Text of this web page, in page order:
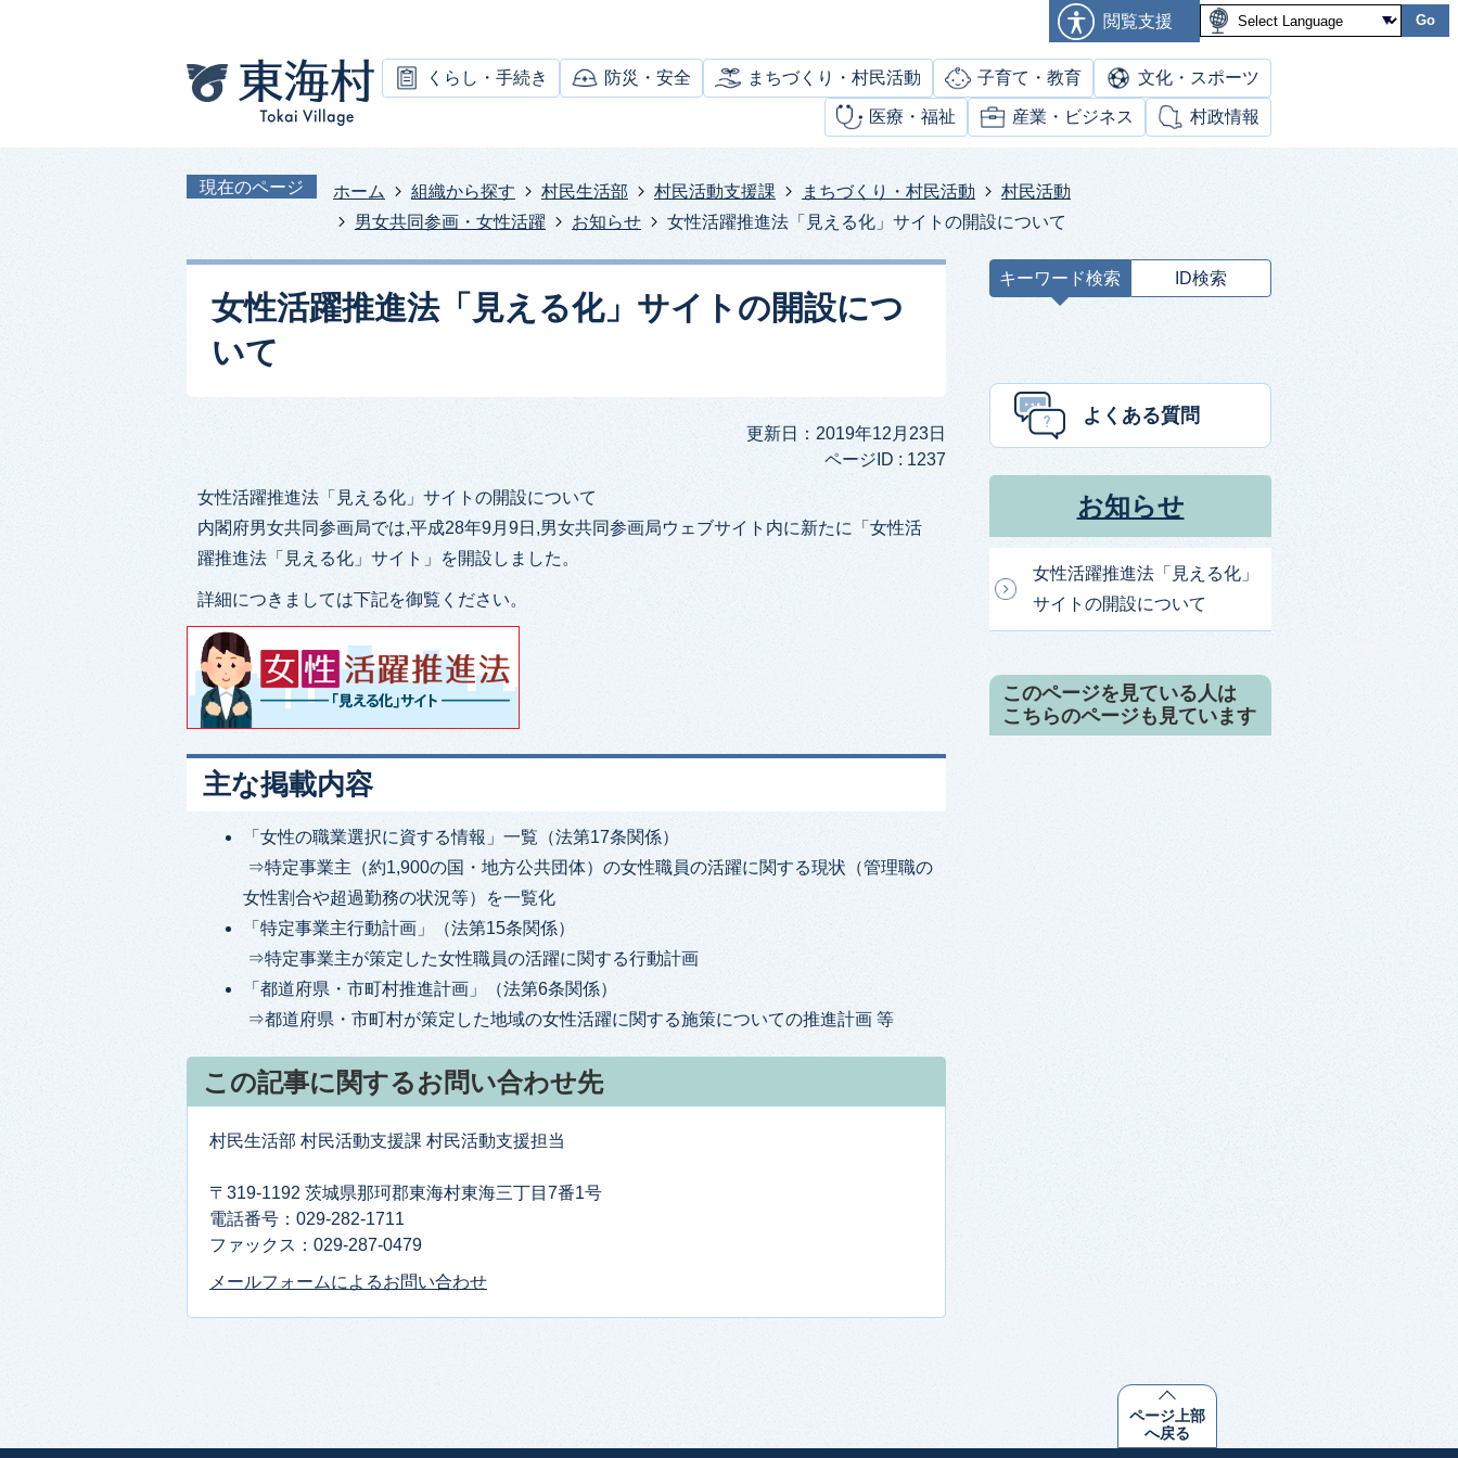
閲覧支援 Go
くらし・手続き 防災・安全 まちづくり・村民活動 子育て・教育 文化・スポーツ
医療・福祉 産業・ビジネス 村政情報
現在のページ ホーム 組織から探す 村民生活部 村民活動支援課 まちづくり・村民活動
村民活動
男女共同参画・女性活躍
お知らせ 女性活躍推進法「見える化」サイトの開設について
女性活躍推進法「見える化」サイトの開設につ
いて
更新日：2019年12月23日
ページID : 1237
女性活躍推進法「見える化」サイトの開設について
内閣府男女共同参画局では,平成28年9月9日,男女共同参画局ウェブサイト内に新たに「女性活
躍推進法「見える化」サイト」を開設しました。
詳細につきましては下記を御覧ください。
主な掲載内容
「女性の職業選択に資する情報」一覧（法第17条関係）
⇒特定事業主（約1,900の国・地方公共団体）の女性職員の活躍に関する現状（管理職の
女性割合や超過勤務の状況等）を一覧化
「特定事業主行動計画」（法第15条関係）
⇒特定事業主が策定した女性職員の活躍に関する行動計画
「都道府県・市町村推進計画」（法第6条関係）
⇒都道府県・市町村が策定した地域の女性活躍に関する施策についての推進計画 等
この記事に関するお問い合わせ先
村民生活部 村民活動支援課 村民活動支援担当
〒319-1192 茨城県那珂郡東海村東海三丁目7番1号
電話番号：029-282-1711
ファックス：029-287-0479
メールフォームによるお問い合わせ
キーワード検索 ID検索
ー
よくある質問
お知らせ
女性活躍推進法「見える化」
サイトの開設について
このページを見ている人は
こちらのページも見ています
ページ上部
へ戻る